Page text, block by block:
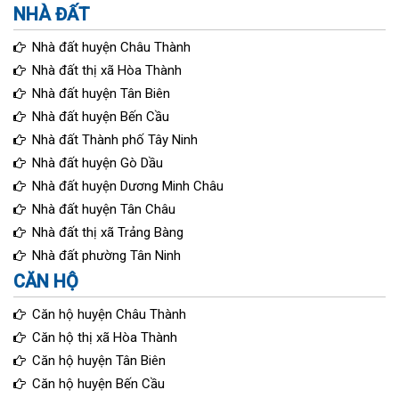
NHÀ ĐẤT
Nhà đất huyện Châu Thành
Nhà đất thị xã Hòa Thành
Nhà đất huyện Tân Biên
Nhà đất huyện Bến Cầu
Nhà đất Thành phố Tây Ninh
Nhà đất huyện Gò Dầu
Nhà đất huyện Dương Minh Châu
Nhà đất huyện Tân Châu
Nhà đất thị xã Trảng Bàng
Nhà đất phường Tân Ninh
CĂN HỘ
Căn hộ huyện Châu Thành
Căn hộ thị xã Hòa Thành
Căn hộ huyện Tân Biên
Căn hộ huyện Bến Cầu